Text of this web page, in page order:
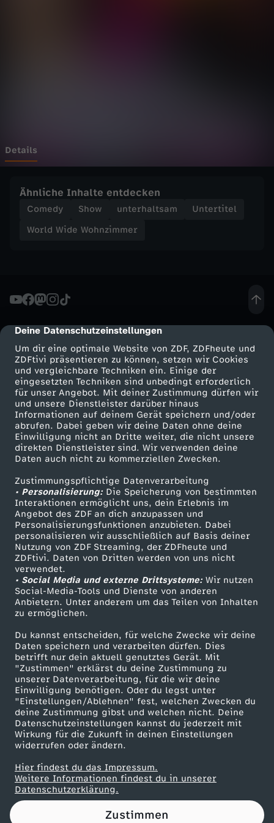
cmp-dialog-description
Deine Datenschutzeinstellungen
Um dir eine optimale Website von ZDF, ZDFheute und
ZDFtivi präsentieren zu können, setzen wir Cookies
und vergleichbare Techniken ein. Einige der
eingesetzten Techniken sind unbedingt erforderlich
für unser Angebot. Mit deiner Zustimmung dürfen wir
und unsere Dienstleister darüber hinaus
Informationen auf deinem Gerät speichern und/oder
abrufen. Dabei geben wir deine Daten ohne deine
Einwilligung nicht an Dritte weiter, die nicht unsere
direkten Dienstleister sind. Wir verwenden deine
Daten auch nicht zu kommerziellen Zwecken.
Zustimmungspflichtige Datenverarbeitung
• Personalisierung:Die Speicherung von bestimmten
Interaktionen ermöglicht uns, dein Erlebnis im
Angebot des ZDF an dich anzupassen und
Personalisierungsfunktionen anzubieten. Dabei
personalisieren wir ausschließlich auf Basis deiner
Nutzung von ZDF Streaming, der ZDFheute und
ZDFtivi. Daten von Dritten werden von uns nicht
verwendet.
• Social Media und externe Drittsysteme:Wir nutzen
Social-Media-Tools und Dienste von anderen
Anbietern. Unter anderem um das Teilen von Inhalten
zu ermöglichen.
Du kannst entscheiden, für welche Zwecke wir deine
Daten speichern und verarbeiten dürfen. Dies
betrifft nur dein aktuell genutztes Gerät. Mit
"Zustimmen" erklärst du deine Zustimmung zu
unserer Datenverarbeitung, für die wir deine
Einwilligung benötigen. Oder du legst unter
"Einstellungen/Ablehnen" fest, welchen Zwecken du
deine Zustimmung gibst und welchen nicht. Deine
Datenschutzeinstellungen kannst du jederzeit mit
Wirkung für die Zukunft in deinen Einstellungen
widerrufen oder ändern.
Hier findest du das Impressum.
Weitere Informationen findest du in unserer
Datenschutzerklärung.
Zustimmen
n
i
e
r
-
D
i
e
5
G
E
I
L
S
T
E
N
R
a
p
Details
Ähnliche Inhalte entdecken
Comedy Show unterhaltsam
Untertitel
World Wide Wohnzimmer
Mehr ZDF
ZDF-Apps
Smart TV
ZDFtext
Livestreams
Sendungen A-Z
TV-Programm
Service
ZDFmitreden
Kontakt zum ZDF
Tickets
Zuschauerservice
Hilfe
ZDF Unternehmen
Karriere
ZDF goes Schule
Werbefernsehen
Mainzelmännchen
Partner